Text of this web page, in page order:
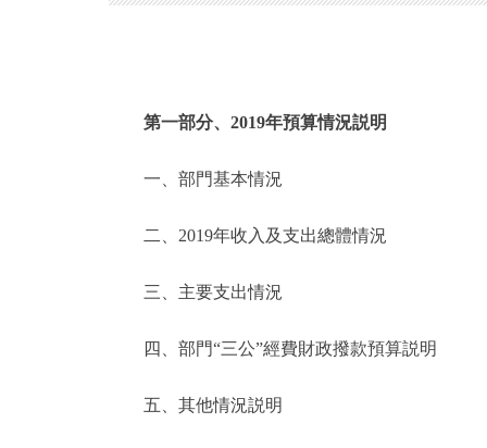
便民服務
第一部分、2019年預算情況説明
一、部門基本情況
二、2019年收入及支出總體情況
三、主要支出情況
四、部門“三公”經費財政撥款預算説明
五、其他情況説明